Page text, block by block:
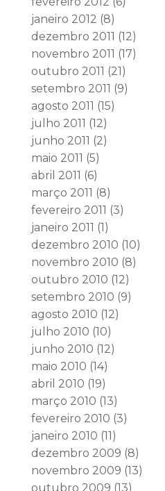
janeiro 2012 (8)
dezembro 2011 (12)
novembro 2011 (17)
outubro 2011 (21)
setembro 2011 (9)
agosto 2011 (15)
julho 2011 (12)
junho 2011 (2)
maio 2011 (5)
abril 2011 (6)
março 2011 (8)
fevereiro 2011 (3)
janeiro 2011 (1)
dezembro 2010 (10)
novembro 2010 (8)
outubro 2010 (12)
setembro 2010 (9)
agosto 2010 (12)
julho 2010 (10)
junho 2010 (12)
maio 2010 (14)
abril 2010 (19)
março 2010 (13)
fevereiro 2010 (3)
janeiro 2010 (11)
dezembro 2009 (8)
novembro 2009 (13)
outubro 2009 (13)